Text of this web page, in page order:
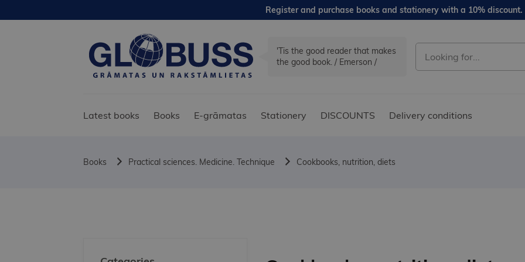
Register and purchase books and stationery with a 10% discount.
'Tis the good reader that makes
the good book. / Emerson /
Latest books Books E-grāmatas Stationery DISCOUNTS Delivery conditions
Books Practical sciences. Medicine. Technique Cookbooks, nutrition, diets